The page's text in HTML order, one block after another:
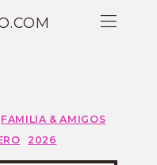
FAMILIA & AMIGOS
2026